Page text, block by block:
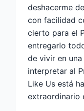
deshacerme
con facilidad
cierto para el
entregarlo
de vivir en
interpretar al
Like Us está
extraordinario